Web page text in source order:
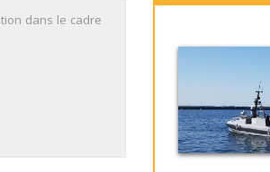
dans le cadre